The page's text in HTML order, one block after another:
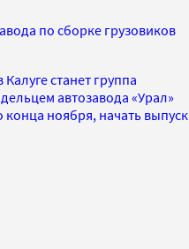
по сборке грузовиков
станет группа
автозавода «Урал»
ноября, начать выпуск